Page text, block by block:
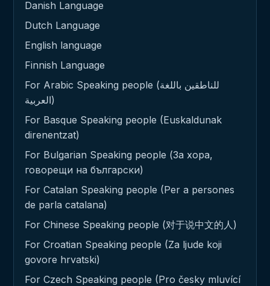
Danish Language
Dutch Language
English language
Finnish Language
For Arabic Speaking people (للناطقين باللغة
العربية)
For Basque Speaking people (Euskaldunak
direnentzat)
For Bulgarian Speaking people (За хора,
говорещи на български)
For Catalan Speaking people (Per a persones
de parla catalana)
For Chinese Speaking people (对于说中文的人)
For Croatian Speaking people (Za ljude koji
govore hrvatski)
For Czech Speaking people (Pro česky mluvící